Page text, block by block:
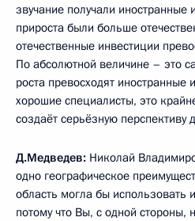
звучание получали иностранные
прироста были больше
отечественные инвестиции
По абсолютной величине – это
роста превосходят
хорошие специалисты, это
создаёт серьёзную перспективу
Д.Медведев: Николай
одно географическое
область могла бы использовать
потому что Вы, с одной стороны,